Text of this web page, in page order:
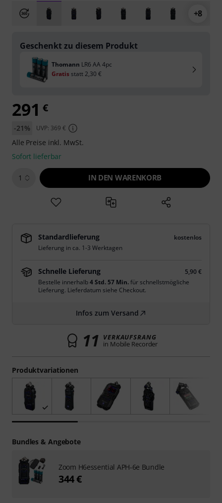
+8
Produktvariationen
Geschenkt zu diesem Produkt
Thomann LR6 AA 4pc
Gratis statt2,30 €
291 €
-21% UVP: 369 €
Alle Preise inkl. MwSt.
Sofort lieferbar
1 IN DEN WARENKORB
Standardlieferung
kostenlos
Lieferung in ca. 1-3 Werktagen
Schnelle Lieferung
5,90 €
Bestelle innerhalb4 Std. 57 Min.für schnellstmögliche
Lieferung. Lieferdatum siehe Checkout.
Infos zum Versand
11 VERKAUFSRANG
in Mobile Recorder
Bundles & Angebote
Zoom H6essential APH-6e Bundle
344 €